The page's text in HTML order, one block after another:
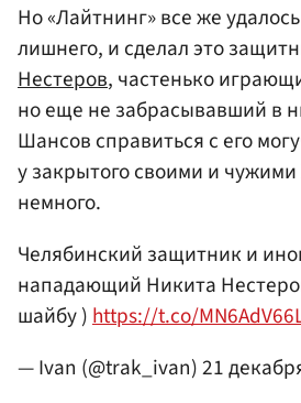
Но «Лайтнинг» все же
лишнего, и сделал это
Нестеров, частенько
но еще не забрасывавший в
Шансов справиться с его
у закрытого своими и
немного.
Челябинский защитник и
нападающий Никита
шайбу )https://t.co/
— Ivan (@trak_ivan)21